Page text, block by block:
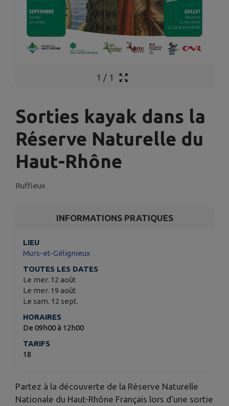
1 / 1
Sorties kayak dans la
Réserve Naturelle du
Haut-Rhône
Ruffieux
INFORMATIONS PRATIQUES
LIEU
Murs-et-Gélignieux
TOUTES LES DATES
Le mer. 12 août
Le mer. 19 août
Le sam. 12 sept.
HORAIRES
De 09h00 à 12h00
TARIFS
18
Partez à la découverte de la Réserve Naturelle
Nationale du Haut-Rhône Français lors d'une sortie